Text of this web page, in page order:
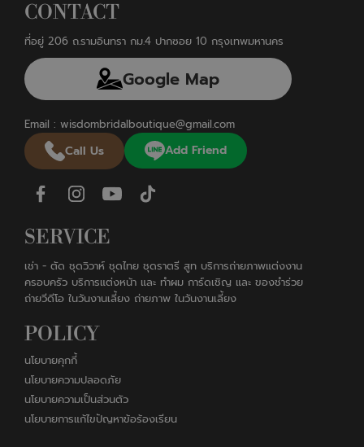
CONTACT
ที่อยู่ 206 ถ.รามอินทรา กม.4 ปากซอย 10 กรุงเทพมหานคร
Google Map
Email : wisdombridalboutique@gmail.com
Call Us Add Friend
SERVICE
เช่า - ตัด ชุดวิวาห์ ชุดไทย ชุดราตรี สูท บริการถ่ายภาพแต่งงาน
ครอบครัว บริการแต่งหน้า และ ทำผม การ์ดเชิญ และ ของชำร่วย
ถ่ายวีดีโอ ในวันงานเลี้ยง ถ่ายภาพ ในวันงานเลี้ยง
POLICY
นโยบายคุกกี้
นโยบายความปลอดภัย
นโยบายความเป็นส่วนตัว
นโยบายการแก้ไขปัญหาข้อร้องเรียน